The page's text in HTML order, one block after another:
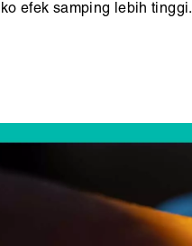
efek samping lebih tinggi.